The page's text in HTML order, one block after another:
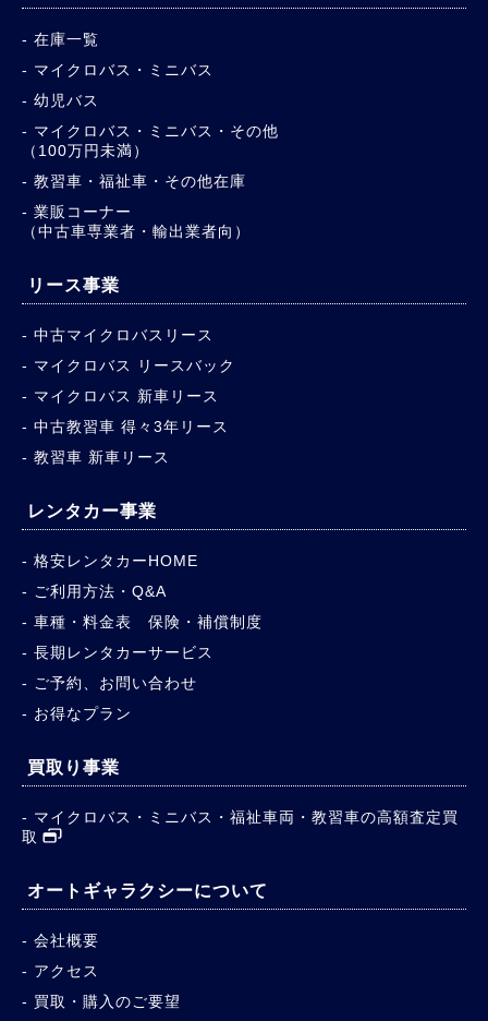
在庫一覧
マイクロバス・ミニバス
幼児バス
マイクロバス・ミニバス・その他
（100万円未満）
教習車・福祉車・その他在庫
業販コーナー
（中古車専業者・輸出業者向）
リース事業
中古マイクロバスリース
マイクロバス リースバック
マイクロバス 新車リース
中古教習車 得々3年リース
教習車 新車リース
レンタカー事業
格安レンタカーHOME
ご利用方法・Q&A
車種・料金表 保険・補償制度
長期レンタカーサービス
ご予約、お問い合わせ
お得なプラン
買取り事業
マイクロバス・ミニバス・福祉車両・教習車の高額査定買
取
オートギャラクシーについて
会社概要
アクセス
買取・購入のご要望